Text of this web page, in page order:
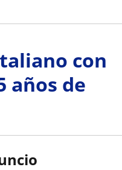
con
años de